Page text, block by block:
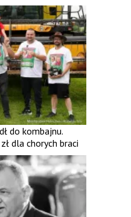
do kombajnu.
dla chorych braci